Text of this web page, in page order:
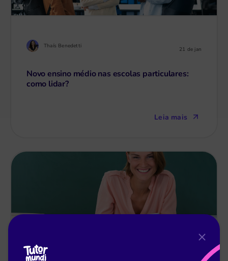
Thaís Benedetti 21 de jan
Novo ensino médio nas escolas particulares:
como lidar?
Leia mais
Thaís Benedetti